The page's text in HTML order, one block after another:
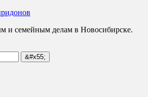
и семейным делам в Новосибирске.